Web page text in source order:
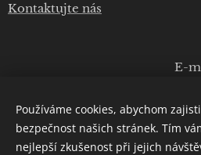
Kontaktujte nás
E-
Používáme cookies, abychom
bezpečnost našich stránek. Tím
nejlepší zkušenost při jejich